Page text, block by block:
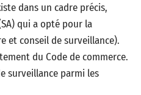
dans un cadre précis,
qui a opté pour la
et conseil de surveillance).
du Code de commerce.
surveillance parmi les